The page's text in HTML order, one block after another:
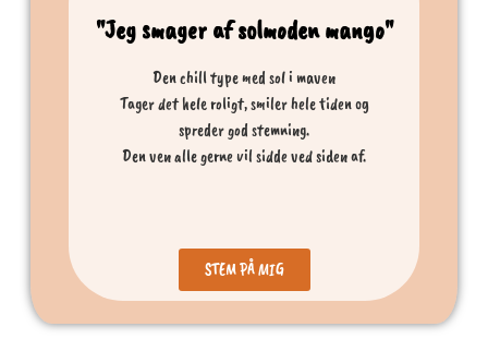
"Jeg smager af solmoden mango"
Den chill type med sol i maven
Tager det hele roligt, smiler hele tiden og
spreder god stemning.
Den ven alle gerne vil sidde ved siden af.
STEM PÅ MIG